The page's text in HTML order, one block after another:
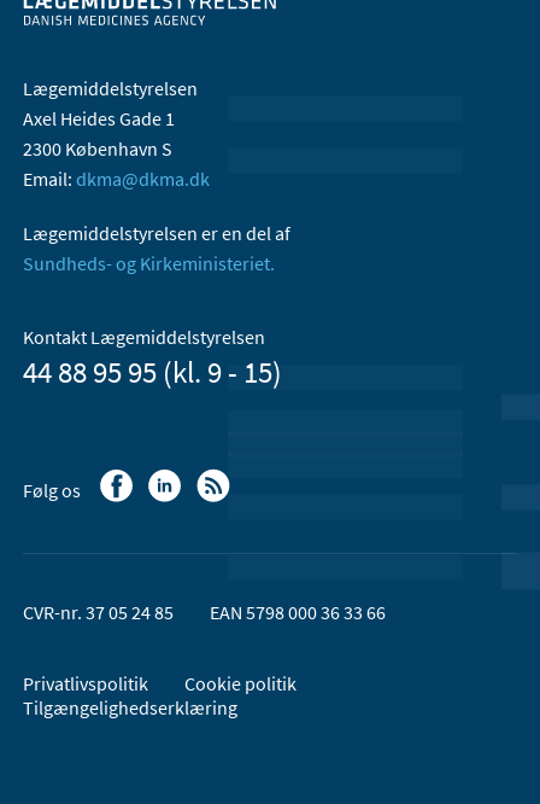
Lægemiddelstyrelsen
Axel Heides Gade 1
2300 København S
Email: dkma@dkma.dk
Lægemiddelstyrelsen er en del af
Sundheds- og Kirkeministeriet.
Kontakt Lægemiddelstyrelsen
44 88 95 95 (kl. 9 - 15)
Følg os
CVR-nr. 37 05 24 85 EAN 5798 000 36 33 66
Privatlivspolitik
Cookie politik
Tilgængelighedserklæring